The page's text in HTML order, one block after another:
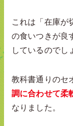
これは「在庫が
の食いつきが良
しているのでし
教科書通りのセ
調に合わせて柔
なりました。